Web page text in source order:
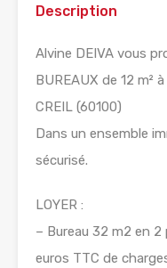
Description
Alvine DEIVA vous
BUREAUX de 12 m²
CREIL (60100)
Dans un ensemble
sécurisé.
LOYER :
– Bureau 32 m2 en
euros TTC de